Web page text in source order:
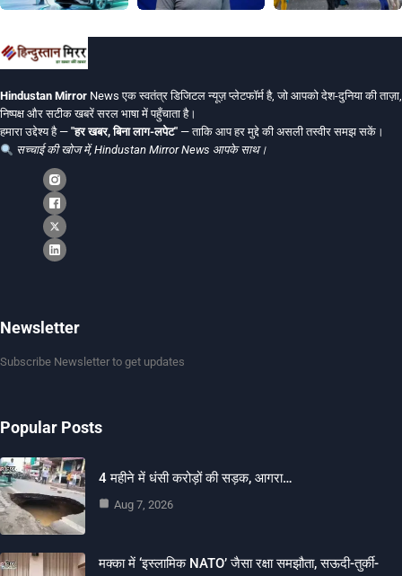
Hindustan Mirror News एक स्वतंत्र डिजिटल न्यूज़ प्लेटफॉर्म है, जो आपको देश-दुनिया की ताज़ा,
निष्पक्ष और सटीक खबरें सरल भाषा में पहुँचाता है।
हमारा उद्देश्य है — "हर खबर, बिना लाग-लपेट" — ताकि आप हर मुद्दे की असली तस्वीर समझ सकें।
सच्चाई की खोज में, Hindustan Mirror News आपके साथ।
Newsletter
Subscribe Newsletter to get updates
Popular Posts
4 महीने में धंसी करोड़ों की सड़क, आगरा…
Aug 7, 2026
मक्का में ‘इस्लामिक NATO’ जैसा रक्षा समझौता, सऊदी-तुर्की-